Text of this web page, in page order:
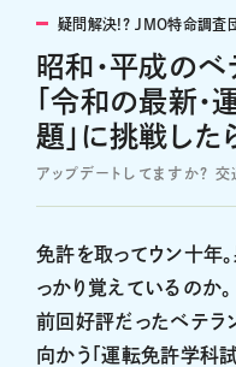
疑問解決!? JMO特命調査
昭和・平成のベ
「令和の最新
題」に挑戦し
アップデートしてますか?
免許を取ってウン十年
っかり覚えているのか。
前回好評だったベテラ
向かう「運転免許学科